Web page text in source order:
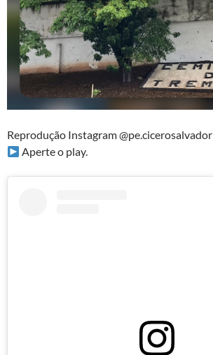
Reprodução Instagram @pe.cicerosalvador
Aperte o play.